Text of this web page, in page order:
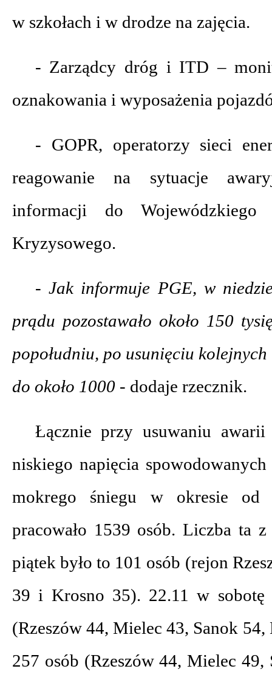
w szkołach i w drodze na zajęcia.
- Zarządcy dróg i ITD –
oznakowania i wyposażenia
- GOPR, operatorzy sieci
reagowanie na sytuacje
informacji do Wojewódzkiego
Kryzysowego.
- Jak informuje PGE, w
prądu pozostawało około 150
popołudniu, po usunięciu
do około 1000 - dodaje rzecznik.
Łącznie przy usuwaniu
niskiego napięcia
mokrego śniegu w okresie
pracowało 1539 osób. Liczba ta
piątek było to 101 osób (rejon
39 i Krosno 35). 22.11 w
(Rzeszów 44, Mielec 43, Sanok
257 osób (Rzeszów 44, Mielec